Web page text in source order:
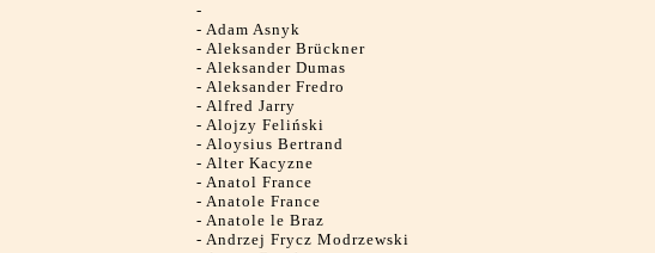
-
- Adam Asnyk
- Aleksander Brückner
- Aleksander Dumas
- Aleksander Fredro
- Alfred Jarry
- Alojzy Feliński
- Aloysius Bertrand
- Alter Kacyzne
- Anatol France
- Anatole France
- Anatole le Braz
- Andrzej Frycz Modrzewski